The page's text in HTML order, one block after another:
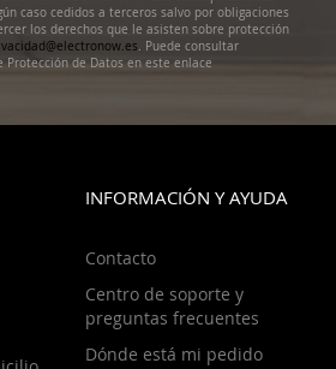
caso cedidos a terceros salvo por obligaciones
los derechos que le asisten sobre protección
. Puede consultar
de Datos en este enlace
INFORMACIÓN Y AYUDA
Contacto
Centro de soporte y
preguntas frecuentes
Dónde está mi pedido